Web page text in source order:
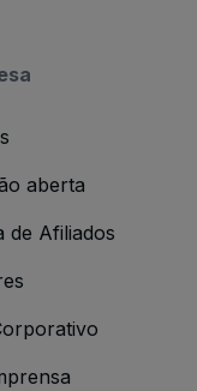
aberta
de Afiliados